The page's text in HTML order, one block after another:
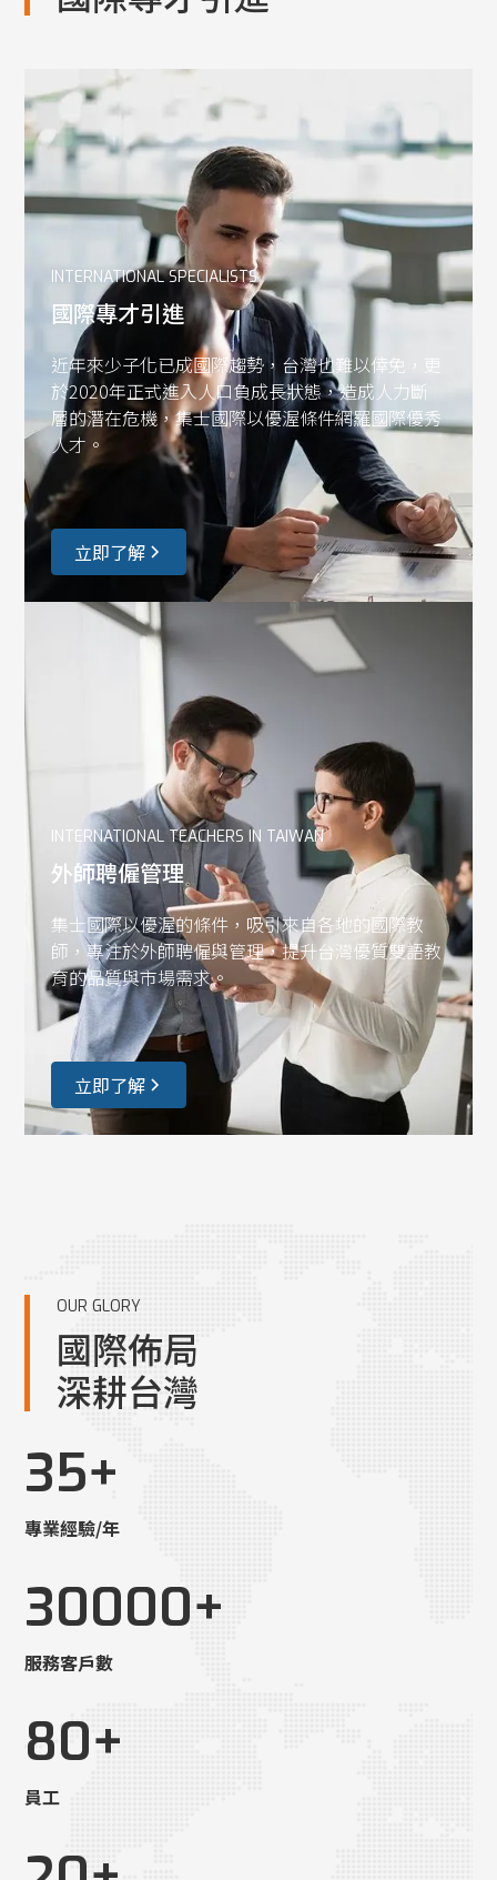
INTERNATIONAL SPECIALISTS
國際專才引進
近年來少子化已成國際趨勢，台灣也難以倖免，更
於2020年正式進入人口負成長狀態，造成人力斷
層的潛在危機，集士國際以優渥條件網羅國際優秀
人才。
立即了解
INTERNATIONAL TEACHERS IN TAIWAN
外師聘僱管理
集士國際以優渥的條件，吸引來自各地的國際教
師，專注於外師聘僱與管理，提升台灣優質雙語教
育的品質與市場需求。
立即了解
OUR GLORY
國際佈局
深耕台灣
35+
專業經驗/年
30000+
服務客戶數
80+
員工